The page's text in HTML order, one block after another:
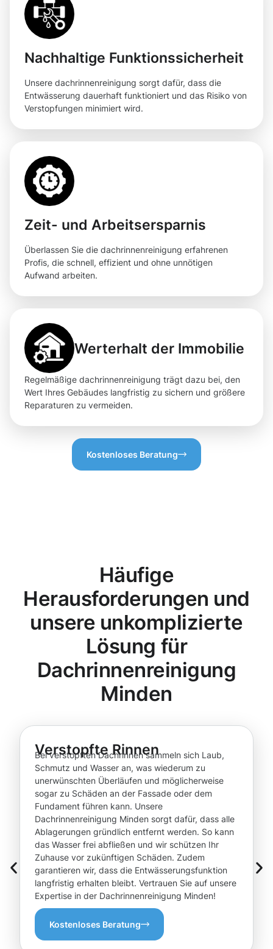
Nachhaltige Funktionssicherheit
Unsere dachrinnenreinigung sorgt dafür, dass die
Entwässerung dauerhaft funktioniert und das Risiko von
Verstopfungen minimiert wird.
Zeit- und Arbeitsersparnis
Überlassen Sie die dachrinnenreinigung erfahrenen
Profis, die schnell, effizient und ohne unnötigen
Aufwand arbeiten.
Werterhalt der Immobilie
Regelmäßige dachrinnenreinigung trägt dazu bei, den
Wert Ihres Gebäudes langfristig zu sichern und größere
Reparaturen zu vermeiden.
Kostenloses Beratung
Häufige
Herausforderungen und
unsere unkomplizierte
Lösung für
Dachrinnenreinigung
Minden
Verstopfte Rinnen
Bei verstopften Dachrinnen sammeln sich Laub,
Schmutz und Wasser an, was wiederum zu
unerwünschten Überläufen und möglicherweise
sogar zu Schäden an der Fassade oder dem
Fundament führen kann. Unsere
Dachrinnenreinigung Minden sorgt dafür, dass alle
Ablagerungen gründlich entfernt werden. So kann
das Wasser frei abfließen und wir schützen Ihr
Zuhause vor zukünftigen Schäden. Zudem
garantieren wir, dass die Entwässerungsfunktion
langfristig erhalten bleibt. Vertrauen Sie auf unsere
Expertise in der Dachrinnenreinigung Minden!
Kostenloses Beratung